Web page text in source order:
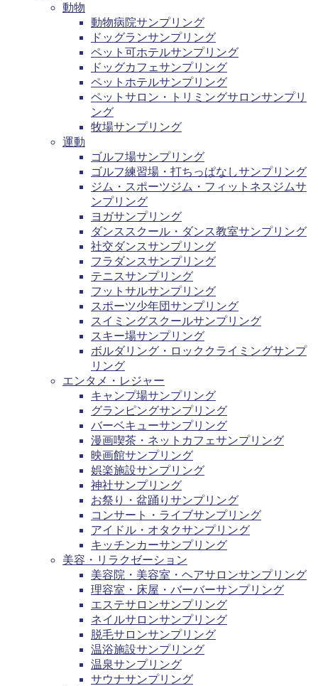
動物
動物病院サンプリング
ドッグランサンプリング
ペット可ホテルサンプリング
ドッグカフェサンプリング
ペットホテルサンプリング
ペットサロン・トリミングサロンサンプリ
ング
牧場サンプリング
運動
ゴルフ場サンプリング
ゴルフ練習場・打ちっぱなしサンプリング
ジム・スポーツジム・フィットネスジムサ
ンプリング
ヨガサンプリング
ダンススクール・ダンス教室サンプリング
社交ダンスサンプリング
フラダンスサンプリング
テニスサンプリング
フットサルサンプリング
スポーツ少年団サンプリング
スイミングスクールサンプリング
スキー場サンプリング
ボルダリング・ロッククライミングサンプ
リング
エンタメ・レジャー
キャンプ場サンプリング
グランピングサンプリング
バーベキューサンプリング
漫画喫茶・ネットカフェサンプリング
映画館サンプリング
娯楽施設サンプリング
神社サンプリング
お祭り・盆踊りサンプリング
コンサート・ライブサンプリング
アイドル・オタクサンプリング
キッチンカーサンプリング
美容・リラクゼーション
美容院・美容室・ヘアサロンサンプリング
理容室・床屋・バーバーサンプリング
エステサロンサンプリング
ネイルサロンサンプリング
脱毛サロンサンプリング
温浴施設サンプリング
温泉サンプリング
サウナサンプリング